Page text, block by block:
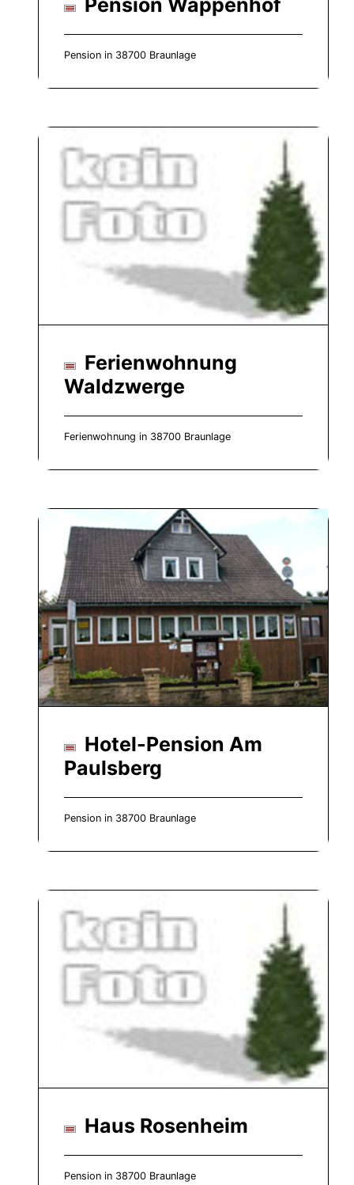
Pension Wappenhof
Pension in 38700 Braunlage
Ferienwohnung
Waldzwerge
Ferienwohnung in 38700 Braunlage
Hotel-Pension Am
Paulsberg
Pension in 38700 Braunlage
Haus Rosenheim
Pension in 38700 Braunlage